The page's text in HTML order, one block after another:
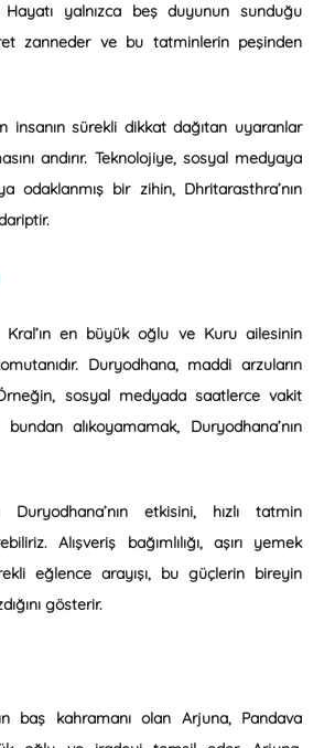
yalnızca beş duyunun sunduğu
zanneder ve bu tatminlerin peşinden
insanın sürekli dikkat dağıtan uyaranlar
andırır. Teknolojiye, sosyal medyaya
odaklanmış bir zihin, Dhritarasthra’nın
Kral’ın en büyük oğlu ve Kuru ailesinin
Duryodhana, maddi arzuların
sosyal medyada saatlerce vakit
alıkoyamamak, Duryodhana’nın
etkisini, hızlı tatmin
Alışveriş bağımlılığı, aşırı yemek
eğlence arayışı, bu güçlerin bireyin
gösterir.
baş kahramanı olan Arjuna, Pandava